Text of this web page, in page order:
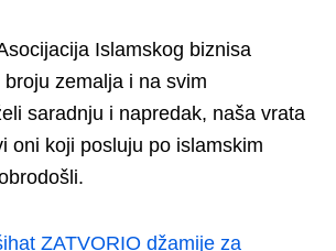
Islamskog biznisa
zemalja i na svim
saradnju i napredak, naša vrata
oni koji posluju po islamskim
ZATVORIO džamije za